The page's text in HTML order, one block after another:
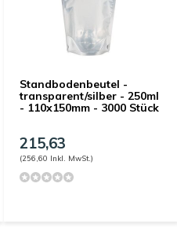
Standbodenbeutel -
transparent/silber - 250ml
- 110x150mm - 3000 Stück
215,63
(256,60 Inkl. MwSt.)